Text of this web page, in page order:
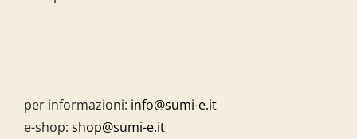
per informazioni: info@sumi-e.it
e-shop: shop@sumi-e.it